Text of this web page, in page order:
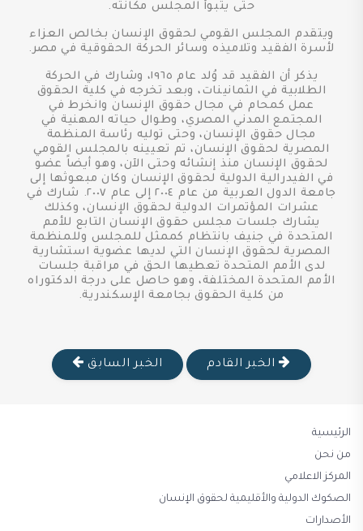
حتى يتبوأ المجلس مكانته.
ويتقدم المجلس القومي لحقوق الإنسان بخالص العزاء
لأسرة الفقيد وتلاميذه وسائر الحركة الحقوقية في مصر.
يذكر أن الفقيد قد وُلد عام ١٩٦٥، وشارك في الحركة
الطلابية في الثمانينات، وبعد تخرجه في كلية الحقوق
عمل كمحام في مجال حقوق الإنسان وانخرط في
المجتمع المدني المصري، وطوال حياته المهنية في
مجال حقوق الإنسان، وحتى توليه رئاسة المنظمة
المصرية لحقوق الإنسان، تم تعيينه بالمجلس القومي
لحقوق الإنسان منذ إنشائه وحتى الآن، وهو أيضاً عضو
في الفيدرالية الدولية لحقوق الإنسان وكان مبعوثها إلى
جامعة الدول العربية من عام ٢٠٠٤ إلى عام ٢٠٠٧. شارك في
عشرات المؤتمرات الدولية لحقوق الإنسان، وكذلك
يشارك جلسات مجلس حقوق الإنسان التابع للأمم
المتحدة في جنيف بانتظام كممثل للمجلس وللمنظمة
المصرية لحقوق الإنسان التي لديها عضوية استشارية
لدى الأمم المتحدة تعطيها الحق في مراقبة جلسات
الأمم المتحدة المختلفة، وهو حاصل على درجة الدكتوراه
من كلية الحقوق بجامعة الإسكندرية.
الخبر القادم الخبر السابق
الرئيسية
من نحن
المركز الاعلامي
الصكوك الدولية والأقليمية لحقوق الإنسان
الأصدارات